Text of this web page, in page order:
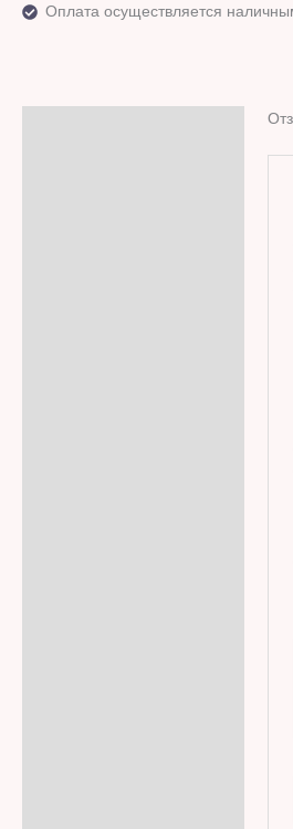
Оплата осуществляется